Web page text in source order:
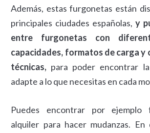
Además, estas furgonetas están
principales ciudades españolas, y
entre furgonetas con
capacidades, formatos de carga
técnicas, para poder encontrar
adapte a lo que necesitas en cada
Puedes encontrar por ejemplo
alquiler para hacer mudanzas.